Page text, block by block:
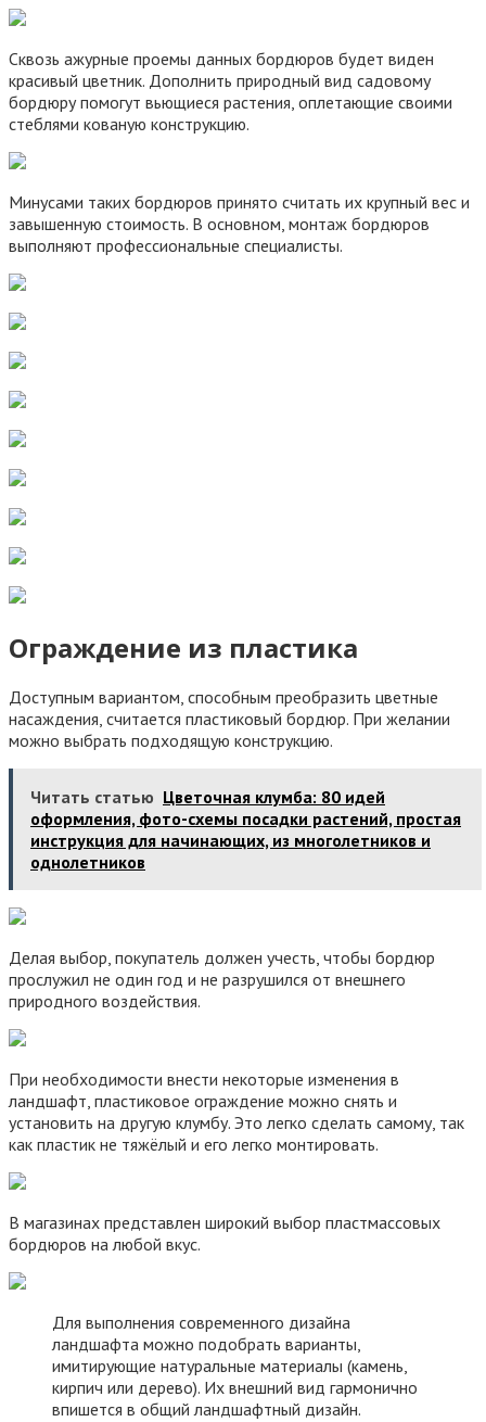
Сквозь ажурные проемы данных бордюров будет виден
красивый цветник. Дополнить природный вид садовому
бордюру помогут вьющиеся растения, оплетающие своими
стеблями кованую конструкцию.
Минусами таких бордюров принято считать их крупный вес и
завышенную стоимость. В основном, монтаж бордюров
выполняют профессиональные специалисты.
Ограждение из пластика
Доступным вариантом, способным преобразить цветные
насаждения, считается пластиковый бордюр. При желании
можно выбрать подходящую конструкцию.
Читать статью Цветочная клумба: 80 идей
оформления, фото-схемы посадки растений, простая
инструкция для начинающих, из многолетников и
однолетников
Делая выбор, покупатель должен учесть, чтобы бордюр
прослужил не один год и не разрушился от внешнего
природного воздействия.
При необходимости внести некоторые изменения в
ландшафт, пластиковое ограждение можно снять и
установить на другую клумбу. Это легко сделать самому, так
как пластик не тяжёлый и его легко монтировать.
В магазинах представлен широкий выбор пластмассовых
бордюров на любой вкус.
Для выполнения современного дизайна
ландшафта можно подобрать варианты,
имитирующие натуральные материалы (камень,
кирпич или дерево). Их внешний вид гармонично
впишется в общий ландшафтный дизайн.